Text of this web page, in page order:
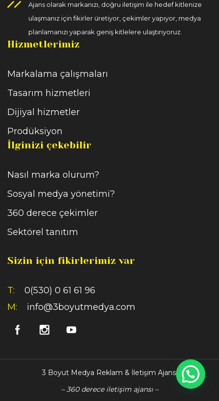
Ajans olarak markanızı, doğru iletişim ile hedef kitlenize
ulaşmanız için fikirler üretiyor, çekimler yapıyor, medya
planlamanızı yaparak geniş kitlelere ulaştırıyoruz.
Hizmetlerimiz
Markalama çalışmaları
Tasarım hizmetleri
Dijiyal hizmetler
Prodüksiyon
İlginizi çekebilir
Nasıl marka olurum?
Sosyal medya yönetimi?
360 derece çekimler
Sektörel tanıtım
Sizin için fikirlerimiz var
T: 0(530) 0 61 61 96
M: info@3boyutmedya.com
3 Boyut Medya Reklam & İletişim Ajansı
– 360 derece iletişim ajansı –